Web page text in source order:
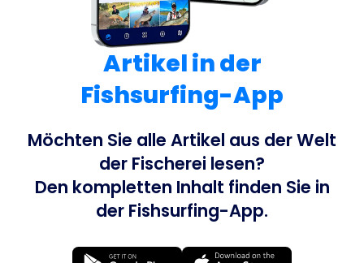
Artikel in der
Fishsurfing-App
Möchten Sie alle Artikel aus der Welt
der Fischerei lesen?
Den kompletten Inhalt finden Sie in
der Fishsurfing-App.